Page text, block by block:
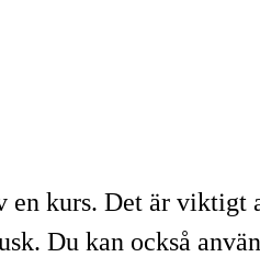
en kurs. Det är
Du kan också